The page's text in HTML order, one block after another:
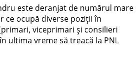
este deranjat de numărul mare
ce ocupă diverse poziții în
viceprimari și consilieri
ultima vreme să treacă la PNL